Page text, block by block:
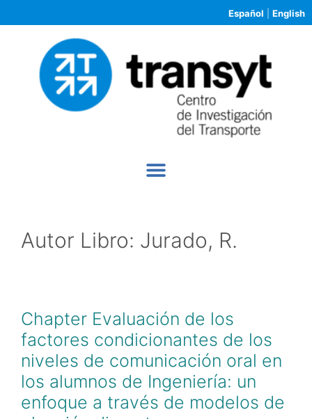
Español English
Autor Libro: Jurado, R.
Chapter Evaluación de los
factores condicionantes de los
niveles de comunicación oral en
los alumnos de Ingeniería: un
enfoque a través de modelos de